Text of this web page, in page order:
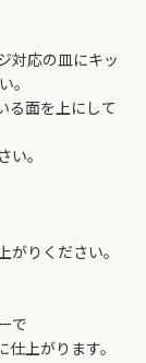
対応の皿にキッ
。
る面を上にして
。
りください。
で
上がります。